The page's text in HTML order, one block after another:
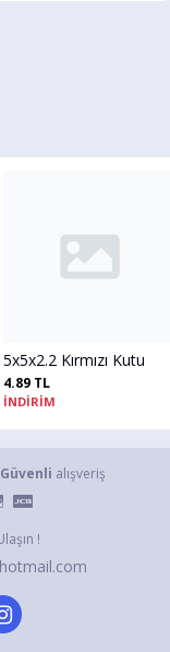
Kırmızı Kutu
TL
Güvenli alışveriş
!